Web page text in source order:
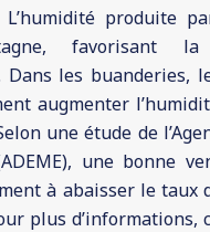
L’humidité produite
favorisant la
Dans les buanderies,
augmenter
une étude de
une bonne
à abaisser le taux
plus d’informations,